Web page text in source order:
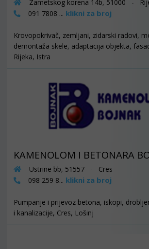
Zametskog korena 14b, 51000 -
091 7808 ... klikni za broj
Krovopokrivač, zemljani, zidarski radovi,
demontaža skele, adaptacija objekta,
Rijeka, Istra
KAMENOLOM I BETONARA
Ustrine bb, 51557 - Cres
098 259 8... klikni za broj
Pumpanje i prijevoz betona, iskopi,
i kanalizacije, Cres, Lošinj